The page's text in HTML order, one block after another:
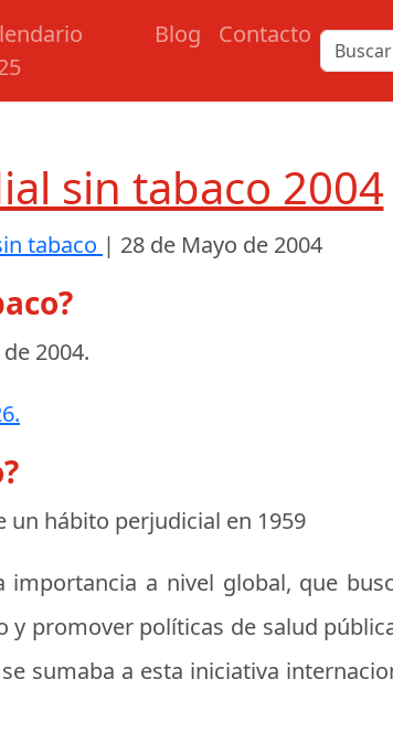
Blog Contacto
sin tabaco 2004
tabaco | 28 de Mayo de 2004
2004.
un hábito perjudicial en 1959
importancia a nivel global, que
promover políticas de salud
sumaba a esta iniciativa